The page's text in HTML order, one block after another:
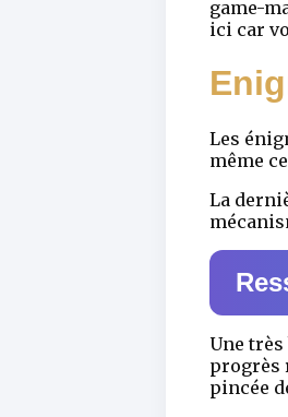
game-
ici car
Les
même
La
Une très
progrès
pincée